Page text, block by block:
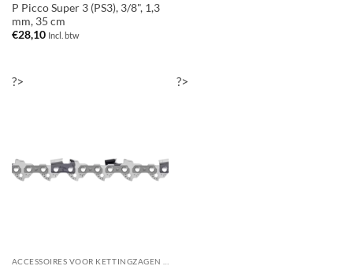
P Picco Super 3 (PS3), 3/8", 1,3
mm, 35 cm
€28,10 Incl. btw
?> ?>